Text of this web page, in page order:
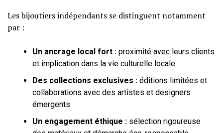
Les bijoutiers indépendants se distinguent notamment
par :
Un ancrage local fort : proximité avec leurs clients
et implication dans la vie culturelle locale.
Des collections exclusives : éditions limitées et
collaborations avec des artistes et designers
émergents.
Un engagement éthique : sélection rigoureuse